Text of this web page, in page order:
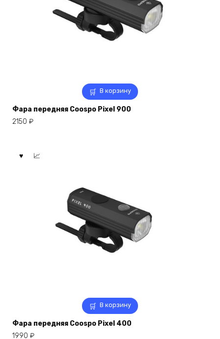
В корзину
Фара передняя Coospo Pixel 900
2150 ₽
В корзину
Фара передняя Coospo Pixel 400
1990 ₽